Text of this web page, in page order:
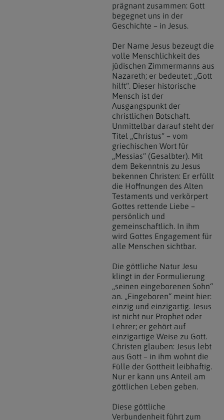
prägnant zusammen: Gott
begegnet uns in der
Geschichte – in Jesus.
Der Name Jesus bezeugt die
volle Menschlichkeit des
jüdischen Zimmermanns aus
Nazareth; er bedeutet: „Gott
hilft“. Dieser historische
Mensch ist der
Ausgangspunkt der
christlichen Botschaft.
Unmittelbar darauf steht der
Titel „Christus“ – vom
griechischen Wort für
„Messias“ (Gesalbter). Mit
dem Bekenntnis zu Jesus
bekennen Christen: Er erfüllt
die Hoffnungen des Alten
Testaments und verkörpert
Gottes rettende Liebe –
persönlich und
gemeinschaftlich. In ihm
wird Gottes Engagement für
alle Menschen sichtbar.
Die göttliche Natur Jesu
klingt in der Formulierung
„seinen eingeborenen Sohn“
an. „Eingeboren“ meint hier:
einzig und einzigartig. Jesus
ist nicht nur Prophet oder
Lehrer; er gehört auf
einzigartige Weise zu Gott.
Christen glauben: Jesus lebt
aus Gott – in ihm wohnt die
Fülle der Gottheit leibhaftig.
Nur er kann uns Anteil am
göttlichen Leben geben.
Diese göttliche
Verbundenheit führt zum